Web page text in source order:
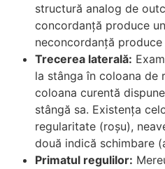
structură analog de
concordanță produce
neconcordanță produce
Trecerea laterală:
la stânga în coloana de
coloana curentă
stângă sa. Existența
regularitate (roșu),
două indică schimbare
Primatul regulilor: